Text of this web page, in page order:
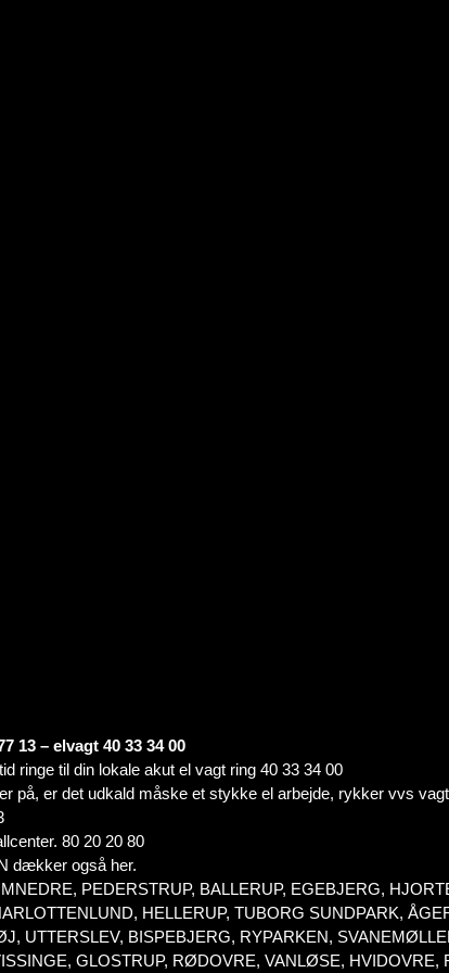
13 – elvagt 40 33 34 00
ringe til din lokale akut el vagt ring 40 33 34 00
på, er det udkald måske et stykke el arbejde, rykker vvs
80 20 20 80
dækker også her.
PEDERSTRUP, BALLERUP, EGEBJERG,
HELLERUP, TUBORG SUNDPARK,
UTTERSLEV, BISPEBJERG, RYPARKEN,
GLOSTRUP, RØDOVRE, VANLØSE,